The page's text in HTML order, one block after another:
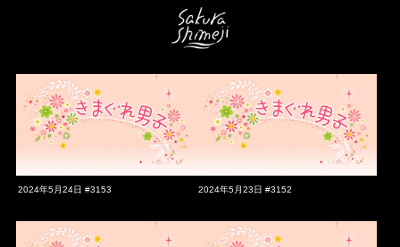
2024年5月24日 #3153 2024年5月23日 #3152